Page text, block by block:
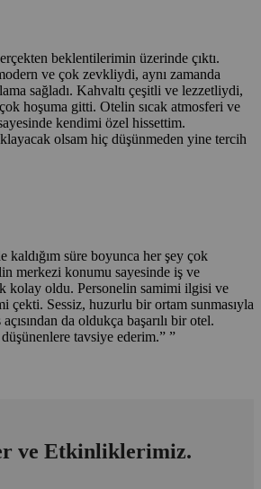
beklentilerimin üzerinde çıktı.
ve çok zevkliydi, aynı zamanda
sağladı. Kahvaltı çeşitli ve lezzetliydi,
hoşuma gitti. Otelin sıcak atmosferi ve
kendimi özel hissettim.
olsam hiç düşünmeden yine tercih
kaldığım süre boyunca her şey çok
merkezi konumu sayesinde iş ve
kolay oldu. Personelin samimi ilgisi ve
çekti. Sessiz, huzurlu bir ortam sunmasıyla
da oldukça başarılı bir otel.
tavsiye ederim.” ”
ve Etkinliklerimiz.